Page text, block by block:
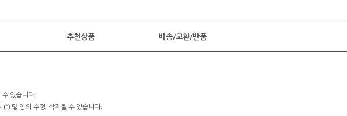
추천상품 배송/교환/반품
있습니다.
및 임의 수정, 삭제될 수 있습니다.